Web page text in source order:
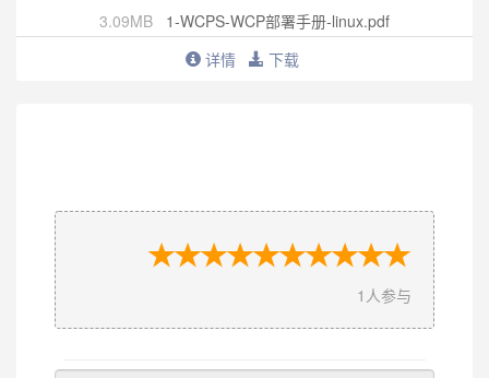
3.09MB 1-WCPS-WCP部署手册-linux.pdf
详情
下载
1 人参与